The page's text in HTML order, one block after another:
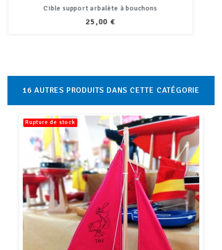
Arbalète grand format
PRIX
39,00 €
16 AUTRES PRODUITS DANS CETTE CATÉGORIE
Rupture de stock